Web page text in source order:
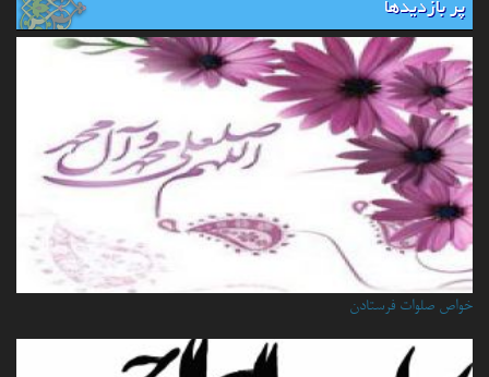
پر بازدیدها
خواص صلوات فرستادن